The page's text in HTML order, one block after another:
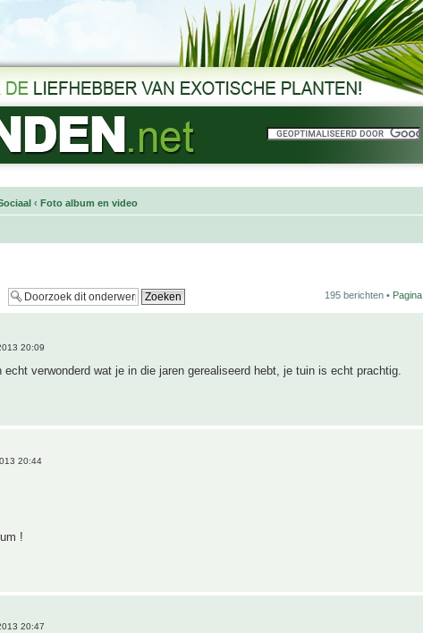
‹ Foto album en video
195 berichten • Pagina
20:09
echt verwonderd wat je in die jaren gerealiseerd hebt, je tuin is echt prachtig.
20:44
!
20:47